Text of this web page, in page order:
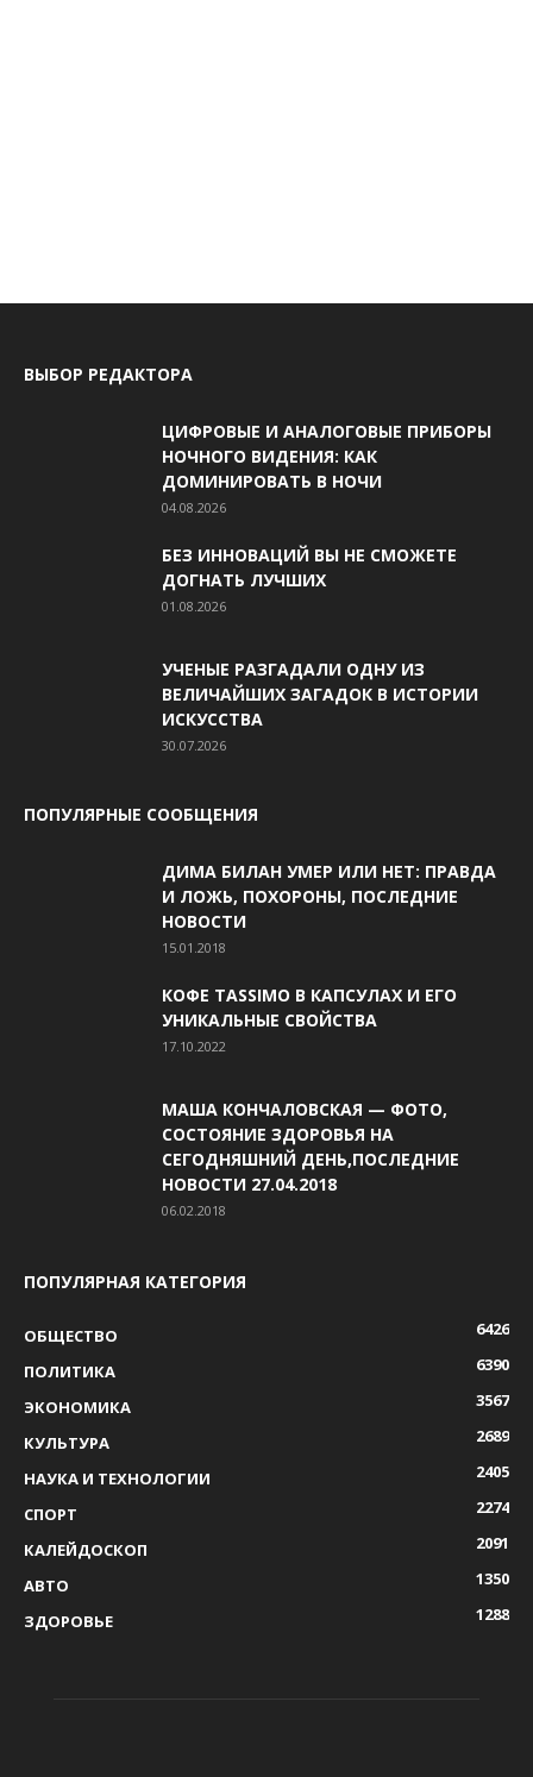
ВЫБОР РЕДАКТОРА
ЦИФРОВЫЕ И АНАЛОГОВЫЕ ПРИБОРЫ
НОЧНОГО ВИДЕНИЯ: КАК
ДОМИНИРОВАТЬ В НОЧИ
04.08.2026
БЕЗ ИННОВАЦИЙ ВЫ НЕ СМОЖЕТЕ
ДОГНАТЬ ЛУЧШИХ
01.08.2026
УЧЕНЫЕ РАЗГАДАЛИ ОДНУ ИЗ
ВЕЛИЧАЙШИХ ЗАГАДОК В ИСТОРИИ
ИСКУССТВА
30.07.2026
ПОПУЛЯРНЫЕ СООБЩЕНИЯ
ДИМА БИЛАН УМЕР ИЛИ НЕТ: ПРАВДА
И ЛОЖЬ, ПОХОРОНЫ, ПОСЛЕДНИЕ
НОВОСТИ
15.01.2018
КОФЕ TASSIMO В КАПСУЛАХ И ЕГО
УНИКАЛЬНЫЕ СВОЙСТВА
17.10.2022
МАША КОНЧАЛОВСКАЯ — ФОТО,
СОСТОЯНИЕ ЗДОРОВЬЯ НА
СЕГОДНЯШНИЙ ДЕНЬ,ПОСЛЕДНИЕ
НОВОСТИ 27.04.2018
06.02.2018
ПОПУЛЯРНАЯ КАТЕГОРИЯ
ОБЩЕСТВО
6426
ПОЛИТИКА
6390
ЭКОНОМИКА
3567
КУЛЬТУРА
2689
НАУКА И ТЕХНОЛОГИИ
2405
СПОРТ
2274
КАЛЕЙДОСКОП
2091
АВТО
1350
ЗДОРОВЬЕ
1288